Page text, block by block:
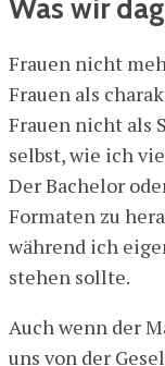
Was wir
Frauen nicht
Frauen als
Frauen nicht als
selbst, wie ich
Der Bachelor
Formaten zu
während ich
stehen sollte.
Auch wenn der
uns von der